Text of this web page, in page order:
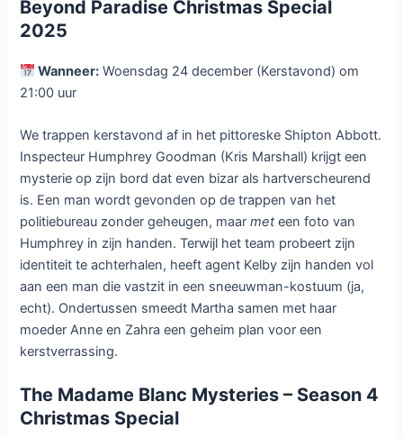
Beyond Paradise Christmas Special
2025
Wanneer: Woensdag 24 december (Kerstavond) om
21:00 uur
We trappen kerstavond af in het pittoreske Shipton Abbott.
Inspecteur Humphrey Goodman (Kris Marshall) krijgt een
mysterie op zijn bord dat even bizar als hartverscheurend
is. Een man wordt gevonden op de trappen van het
politiebureau zonder geheugen, maarmeteen foto van
Humphrey in zijn handen. Terwijl het team probeert zijn
identiteit te achterhalen, heeft agent Kelby zijn handen vol
aan een man die vastzit in een sneeuwman-kostuum (ja,
echt). Ondertussen smeedt Martha samen met haar
moeder Anne en Zahra een geheim plan voor een
kerstverrassing.
The Madame Blanc Mysteries – Season 4
Christmas Special